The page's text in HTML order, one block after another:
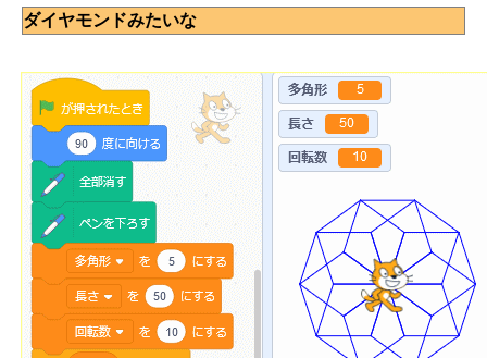
ダイヤモンドみたいな